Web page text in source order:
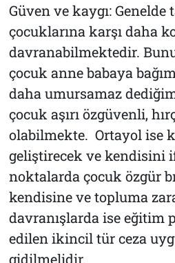
Güven ve kaygı: Genelde
çocuklarına karşı daha
davranabilmektedir.
çocuk anne babaya
daha umursamaz
çocuk aşırı özgüvenli,
olabilmekte. Ortayol ise
geliştirecek ve kendisini
noktalarda çocuk özgür
kendisine ve topluma
davranışlarda ise eğitim
edilen ikincil tür ceza
gidilmelidir.